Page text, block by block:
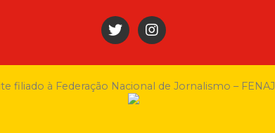
filiado à Federação Nacional de Jornalismo – FENAJ